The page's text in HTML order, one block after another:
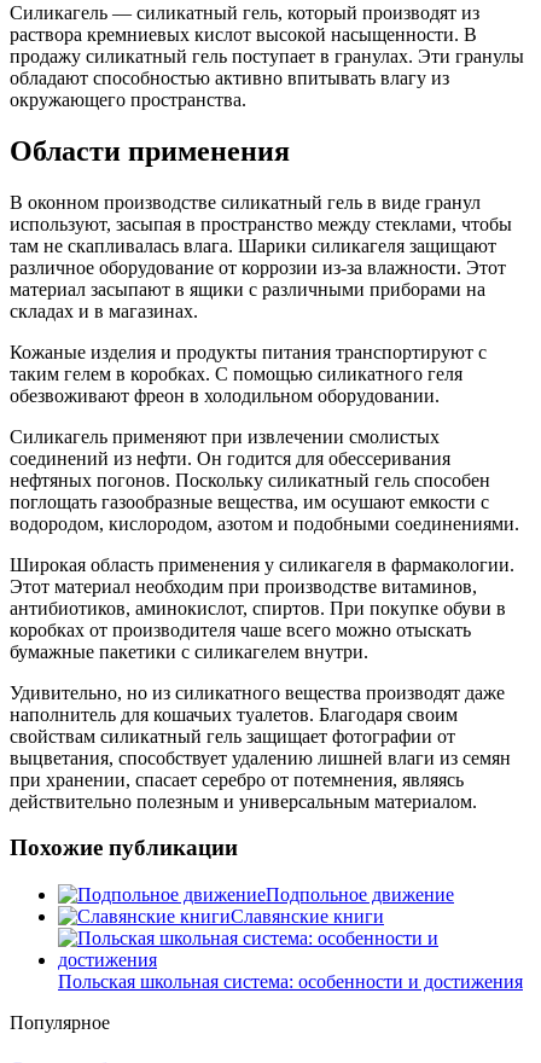
Силикагель — силикатный гель, который производят из
раствора кремниевых кислот высокой насыщенности. В
продажу силикатный гель поступает в гранулах. Эти гранулы
обладают способностью активно впитывать влагу из
окружающего пространства.
Области применения
В оконном производстве силикатный гель в виде гранул
используют, засыпая в пространство между стеклами, чтобы
там не скапливалась влага. Шарики силикагеля защищают
различное оборудование от коррозии из-за влажности. Этот
материал засыпают в ящики с различными приборами на
складах и в магазинах.
Кожаные изделия и продукты питания транспортируют с
таким гелем в коробках. С помощью силикатного геля
обезвоживают фреон в холодильном оборудовании.
Силикагель применяют при извлечении смолистых
соединений из нефти. Он годится для обессеривания
нефтяных погонов. Поскольку силикатный гель способен
поглощать газообразные вещества, им осушают емкости с
водородом, кислородом, азотом и подобными соединениями.
Широкая область применения у силикагеля в фармакологии.
Этот материал необходим при производстве витаминов,
антибиотиков, аминокислот, спиртов. При покупке обуви в
коробках от производителя чаше всего можно отыскать
бумажные пакетики с силикагелем внутри.
Удивительно, но из силикатного вещества производят даже
наполнитель для кошачьих туалетов. Благодаря своим
свойствам силикатный гель защищает фотографии от
выцветания, способствует удалению лишней влаги из семян
при хранении, спасает серебро от потемнения, являясь
действительно полезным и универсальным материалом.
Похожие публикации
Подпольное движение
Славянские книги
Польская школьная система: особенности и достижения
Популярное